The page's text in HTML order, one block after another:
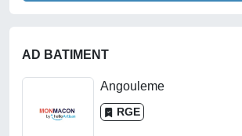
AD BATIMENT
Angouleme
RGE